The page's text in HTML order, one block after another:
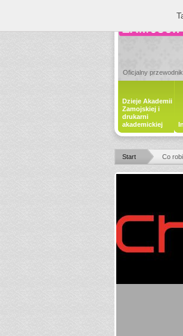
Oficjalny
Dzieje Akademii
Zamojskiej i
drukarni
akademickiej
Start Co